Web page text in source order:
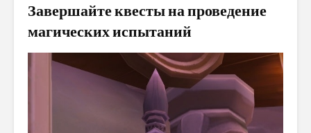
Завершайте квесты на проведение
магических испытаний